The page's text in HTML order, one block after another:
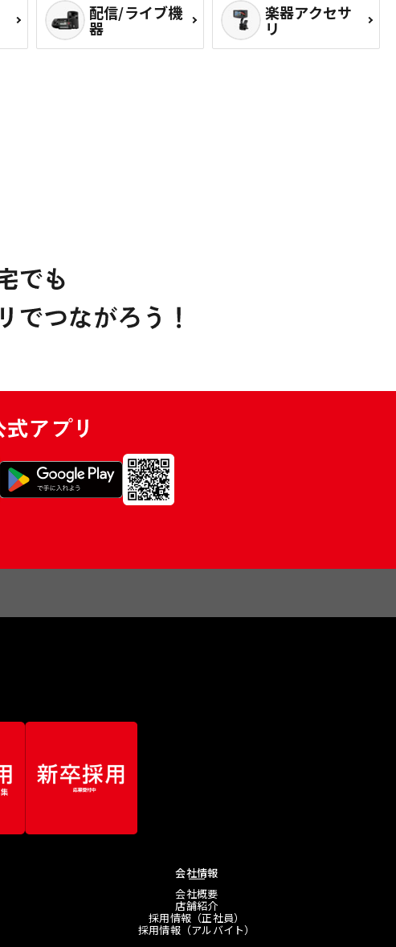
配信/ライブ機
器
楽器アクセサ
リ
会社情報
会社概要
店舗紹介
採用情報（正社員）
採用情報（アルバイト）